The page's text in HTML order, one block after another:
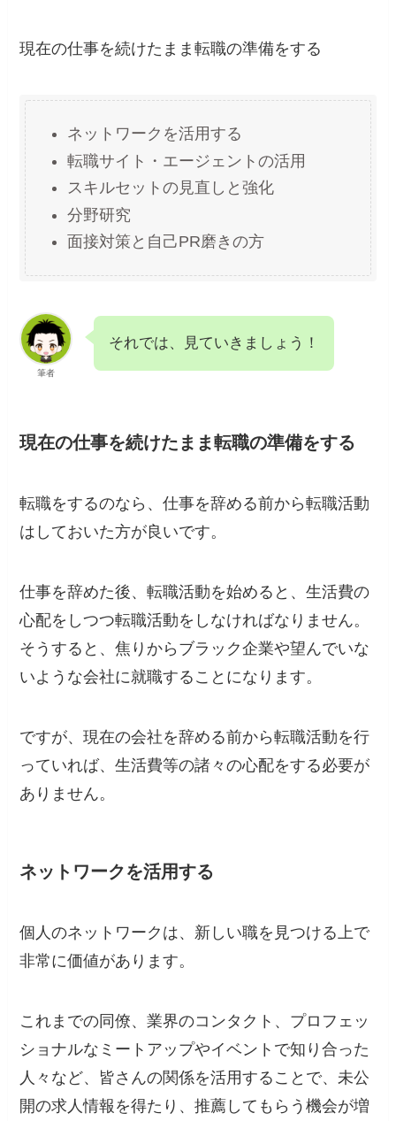
現在の仕事を続けたまま転職の準備をする
ネットワークを活用する
転職サイト・エージェントの活用
スキルセットの見直しと強化
分野研究
面接対策と自己PR磨きの方
筆者
それでは、見ていきましょう！
現在の仕事を続けたまま転職の準備をする
転職をするのなら、仕事を辞める前から転職活動
はしておいた方が良いです。
仕事を辞めた後、転職活動を始めると、生活費の
心配をしつつ転職活動をしなければなりません。
そうすると、焦りからブラック企業や望んでいな
いような会社に就職することになります。
ですが、現在の会社を辞める前から転職活動を行
っていれば、生活費等の諸々の心配をする必要が
ありません。
ネットワークを活用する
個人のネットワークは、新しい職を見つける上で
非常に価値があります。
これまでの同僚、業界のコンタクト、プロフェッ
ショナルなミートアップやイベントで知り合った
人々など、皆さんの関係を活用することで、未公
開の求人情報を得たり、推薦してもらう機会が増